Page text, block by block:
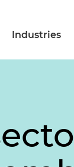
Industries